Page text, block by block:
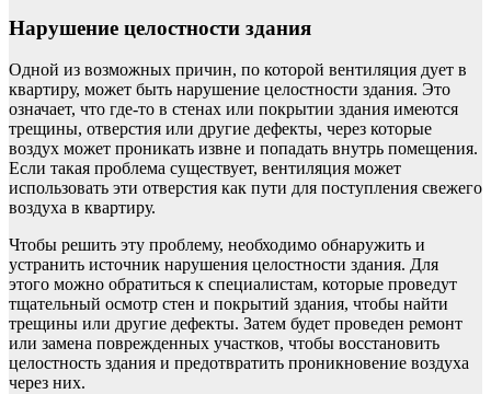
Нарушение целостности здания
Одной из возможных причин, по которой вентиляция дует в
квартиру, может быть нарушение целостности здания. Это
означает, что где-то в стенах или покрытии здания имеются
трещины, отверстия или другие дефекты, через которые
воздух может проникать извне и попадать внутрь помещения.
Если такая проблема существует, вентиляция может
использовать эти отверстия как пути для поступления свежего
воздуха в квартиру.
Чтобы решить эту проблему, необходимо обнаружить и
устранить источник нарушения целостности здания. Для
этого можно обратиться к специалистам, которые проведут
тщательный осмотр стен и покрытий здания, чтобы найти
трещины или другие дефекты. Затем будет проведен ремонт
или замена поврежденных участков, чтобы восстановить
целостность здания и предотвратить проникновение воздуха
через них.